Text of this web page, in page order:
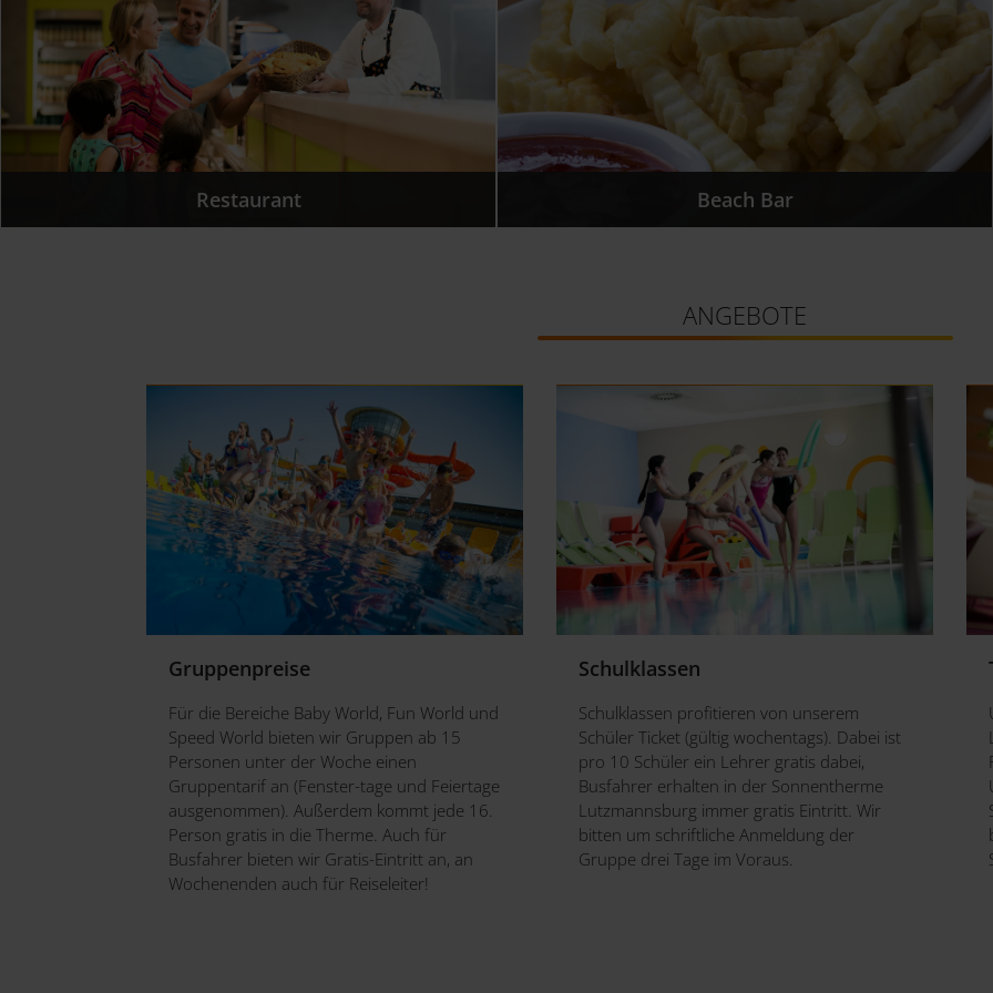
Restaurant Beach Bar
ANGEBOTE
Gruppenpreise
Für die Bereiche Baby World, Fun World und
Speed World bieten wir Gruppen ab 15
Personen unter der Woche einen
Gruppentarif an (Fenster-tage und Feiertage
ausgenommen). Außerdem kommt jede 16.
Person gratis in die Therme. Auch für
Busfahrer bieten wir Gratis-Eintritt an, an
Wochenenden auch für Reiseleiter!
Schulklassen
Schulklassen profitieren von unserem
Schüler Ticket (gültig wochentags). Dabei ist
pro 10 Schüler ein Lehrer gratis dabei,
Busfahrer erhalten in der Sonnentherme
Lutzmannsburg immer gratis Eintritt. Wir
bitten um schriftliche Anmeldung der
Gruppe drei Tage im Voraus.